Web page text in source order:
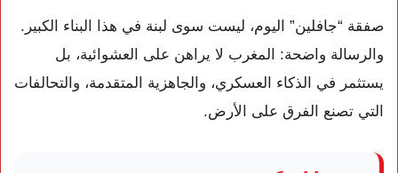
صفقة “جافلين” اليوم، ليست سوى لبنة في هذا البناء الكبير.
والرسالة واضحة: المغرب لا يراهن على العشوائية، بل
يستثمر في الذكاء العسكري، والجاهزية المتقدمة، والتحالفات
التي تصنع الفرق على الأرض.